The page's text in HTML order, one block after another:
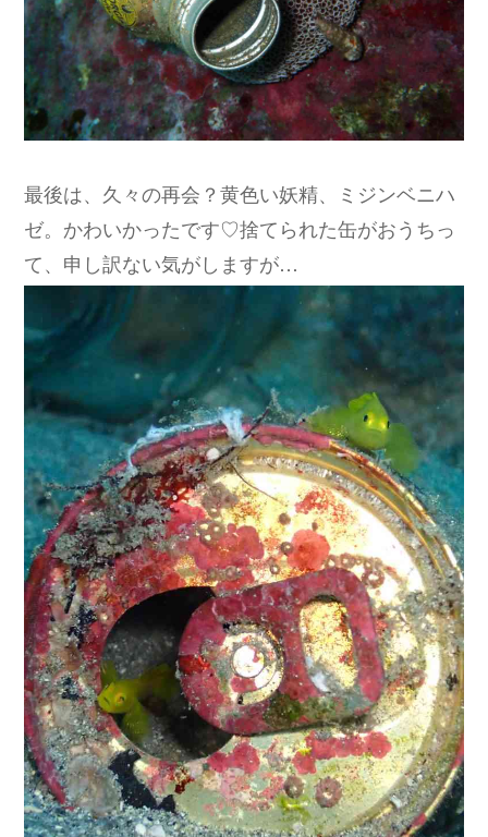
最後は、久々の再会？黄色い妖精、ミジンベニハ
ゼ。かわいかったです♡捨てられた缶がおうちっ
て、申し訳ない気がしますが…